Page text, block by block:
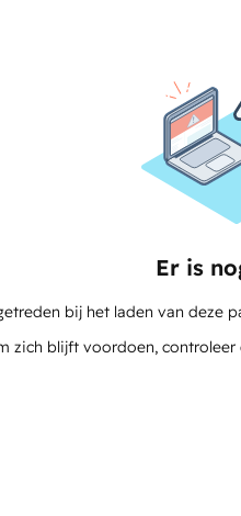
Er is
bij het laden van deze
zich blijft voordoen,